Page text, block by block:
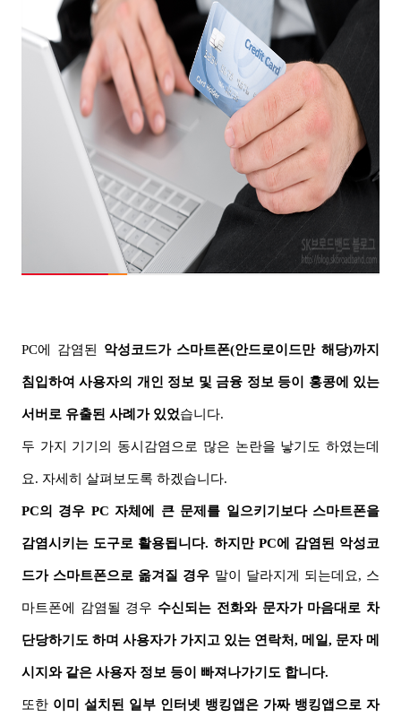
PC에 감염된 악성코드가 스마트폰(안드로이드만 해당)까지
침입하여 사용자의 개인 정보 및 금융 정보 등이 홍콩에 있는
서버로 유출된 사례가 있었습니다.
두 가지 기기의 동시감염으로 많은 논란을 낳기도 하였는데
요. 자세히 살펴보도록 하겠습니다.
PC의 경우 PC자체에 큰 문제를 일으키기보다 스마트폰을
감염시키는 도구로 활용됩니다. 하지만 PC에 감염된 악성코
드가 스마트폰으로 옮겨질 경우 말이 달라지게 되는데요, 스
마트폰에 감염될 경우 수신되는 전화와 문자가 마음대로 차
단당하기도 하며 사용자가 가지고 있는 연락처, 메일, 문자 메
시지와 같은 사용자 정보 등이 빠져나가기도 합니다.
또한 이미 설치된 일부 인터넷 뱅킹앱은 가짜 뱅킹앱으로 자